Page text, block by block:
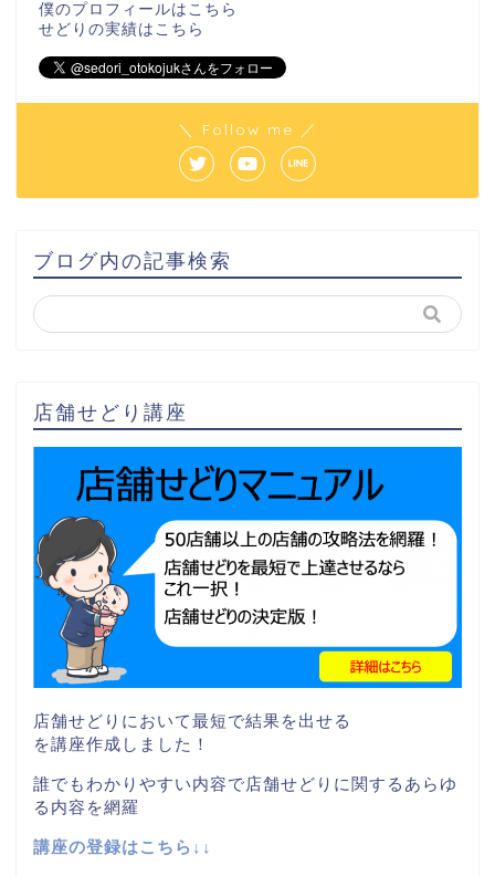
僕のプロフィールは こちら
せどりの実績は こちら
＼ Follow me ／
ブログ内の記事検索
店舗せどり講座
店舗せどりにおいて最短で結果を出せる
を講座作成しました！
誰でもわかりやすい内容で店舗せどりに関するあらゆ
る内容を網羅
講座の登録はこちら↓↓